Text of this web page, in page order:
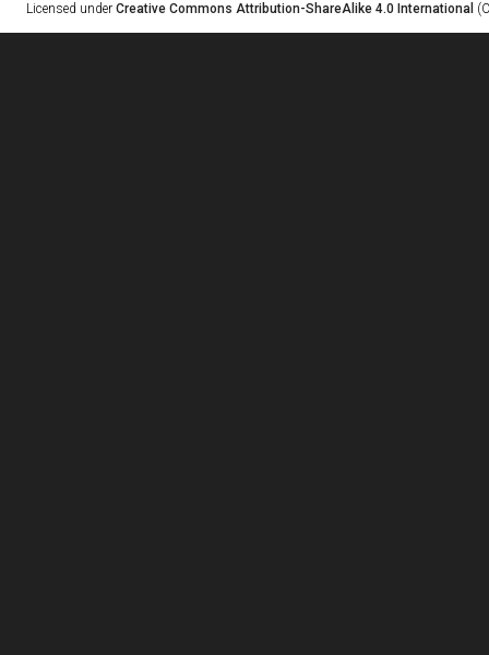
Licensed under Creative Commons Attribution-ShareAlike 4.0 International